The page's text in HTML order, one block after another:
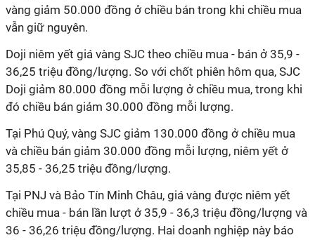
vàng giảm 50.000 đồng ở chiều bán trong khi chiều mua
vẫn giữ nguyên.
Doji niêm yết giá vàng SJC theo chiều mua - bán ở 35,9 -
36,25 triệu đồng/lượng. So với chốt phiên hôm qua, SJC
Doji giảm 80.000 đồng mỗi lượng ở chiều mua, trong khi
đó chiều bán giảm 30.000 đồng mỗi lượng.
Tại Phú Quý, vàng SJC giảm 130.000 đồng ở chiều mua
và chiều bán giảm 30.000 đồng mỗi lượng, niêm yết ở
35,85 - 36,25 triệu đồng/lượng.
Tại PNJ và Bảo Tín Minh Châu, giá vàng được niêm yết
chiều mua - bán lần lượt ở 35,9 - 36,3 triệu đồng/lượng và
36 - 36,26 triệu đồng/lượng. Hai doanh nghiệp này báo